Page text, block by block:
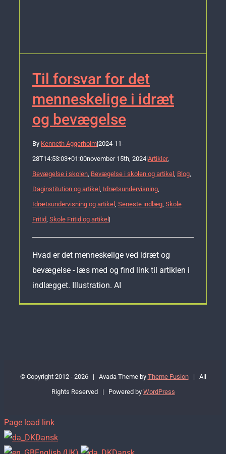
Til forsvar for det
menneskelige i idræt
og bevægelse
By Kenneth Aggerholm|2024-11-
28T14:53:03+01:00november 15th, 2024|Artikler,
Bevægelse i skolen, Bevægelse i skolen og artikel , Blog,
Daginstitution og artikel , Idrætsundervisning,
Idrætsundervisning og artikel , Seneste indlæg, Skole
Fritid, Skole Fritid og artikel |
Hvad er det menneskelige ved idræt og
bevægelse - læs med og find link til artiklen i
indlægget. Illustration. AI
© Copyright 2012 - 2026 | Avada Theme by Theme Fusion| All
Rights Reserved | Powered by WordPress
Page load link
Dansk